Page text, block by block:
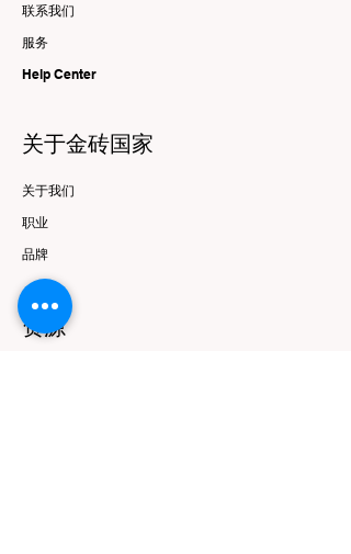
联系我们
服务
Help Center
关于金砖国家
关于我们
职业
品牌
资源